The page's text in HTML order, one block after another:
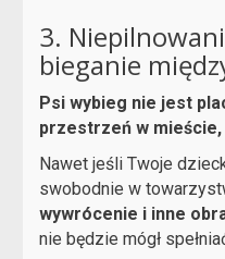
3.
bieganie
Psi wybieg nie jest
przestrzeń w
Nawet jeśli Twoje
swobodnie w
wywrócenie i inne
nie będzie mógł